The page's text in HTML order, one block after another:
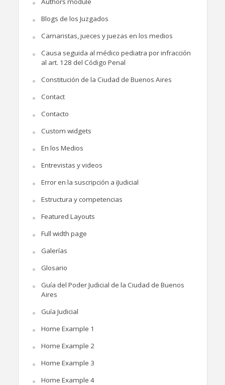
Blogs de los Juzgados
Camaristas, jueces y juezas en los medios
Causa seguida al médico pediatra por infracción
al art. 128 del Código Penal
Constitución de la Ciudad de Buenos Aires
Contact
Contacto
Custom widgets
En los Medios
Entrevistas y videos
Error en la suscripción a iJudicial
Estructura y competencias
Featured Layouts
Full width page
Galerías
Glosario
Guía del Poder Judicial de la Ciudad de Buenos
Aires
Guía Judicial
Home Example 1
Home Example 2
Home Example 3
Home Example 4